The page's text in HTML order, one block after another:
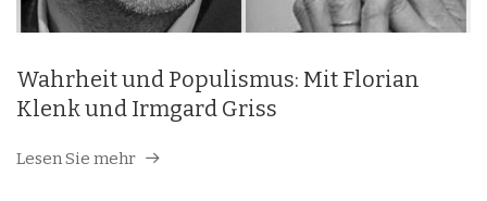
Wahrheit und Populismus: Mit Florian
Klenk und Irmgard Griss
Lesen Sie mehr